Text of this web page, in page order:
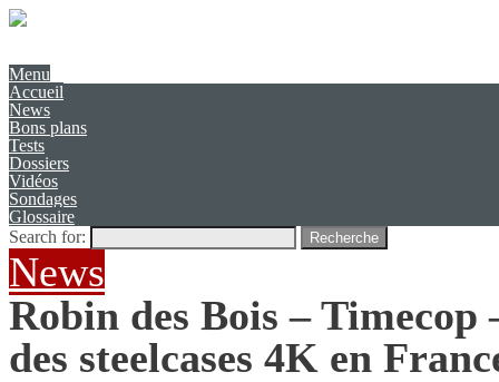
Menu
Accueil
News
Bons plans
Tests
Dossiers
Vidéos
Sondages
Glossaire
Search for:
Recherche
News
Robin des Bois – Timecop
des steelcases 4K en